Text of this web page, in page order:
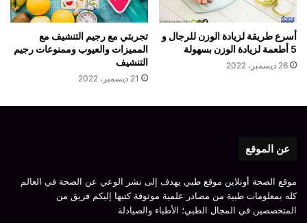
أسرع طريقة لزيادة الوزن للرجال و
5 أطعمة لزيادة الوزن بسهولة
26 ديسمبر، 2022
تجربتي مع رجيم التنشيف مع
المميزات والعيوب وممنوعات رجيم
التنشيف
21 ديسمبر، 2022
عن الموقع
موقع الصحة أونلاين موقع طبي يهدف إلى نشر الوعي عن الصحة في العالم
كله بمعلومات طبية من مصادر علمية موثوقة كتبها إليكم فريق من
المتخصصين في المجال الطبي؛ الأطباء والصيادلة